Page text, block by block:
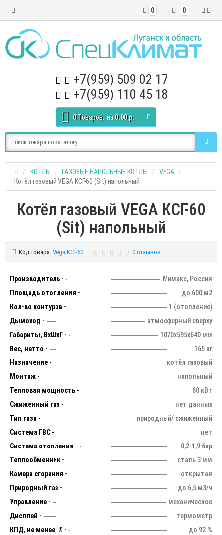
0
0
+7(959) 509 02 17
+7(959) 110 45 18
0 Tоваров, на 0.00 р.
КОТЛЫ ГАЗОВЫЕ НАПОЛЬНЫЕ КОТЛЫ
VEGA
Котёл газовый VEGA КСГ-60 (Sit) напольный
Котёл газовый VEGA КСГ-60
(Sit) напольный
Код товара: Vega КСГ-60 0 отзывов
Производитель -
Мимакс, Россия
Площадь отопления -
до 600 м2
Кол-во контуров -
1 (отопление)
Дымоход -
атмосферный сверху
Габариты, ВхШхГ -
1070х595х640 мм
Вес, нетто -
165 кг
Назначение -
котёл газовый
Монтаж -
напольный
Тепловая мощность -
60 кВт
Сжиженный газ -
нет данных
Тип газа -
природный/ сжиженный
Система ГВС -
нет
Система отопления -
0,2-1,9 бар
Теплообменник -
сталь 3 мм
Камера сгорания -
открытая
Природный газ -
до 6,5 м3/ч
Управление -
механическое
Дисплей -
термометр
КПД, не менее, % -
до 92 %